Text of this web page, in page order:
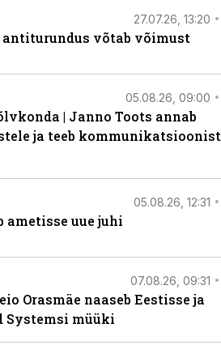
27.07.26, 13:20
antiturundus võtab võimust
05.08.26, 09:00
| Janno Toots annab
ja teeb kommunikatsioonist
05.08.26, 12:31
ametisse uue juhi
07.08.26, 09:31
Orasmäe naaseb Eestisse ja
Systemsi müüki